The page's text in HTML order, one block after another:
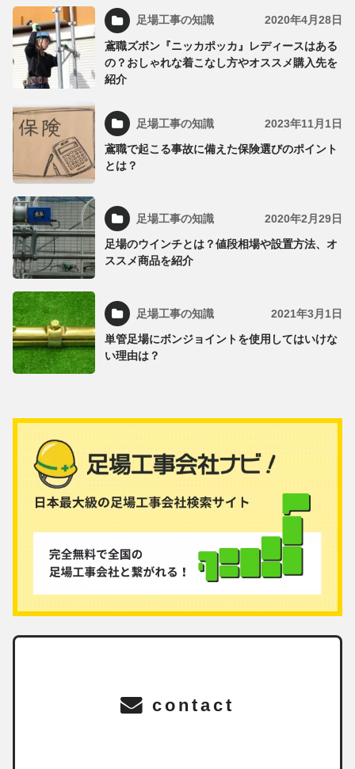
足場工事の知識 2020年4月28日
鳶職ズボン『ニッカポッカ』レディースはある
の？おしゃれな着こなし方やオススメ購入先を
紹介
足場工事の知識 2023年11月1日
鳶職で起こる事故に備えた保険選びのポイント
とは？
足場工事の知識 2020年2月29日
足場のウインチとは？値段相場や設置方法、オ
ススメ商品を紹介
足場工事の知識 2021年3月1日
単管足場にボンジョイントを使用してはいけな
い理由は？
contact